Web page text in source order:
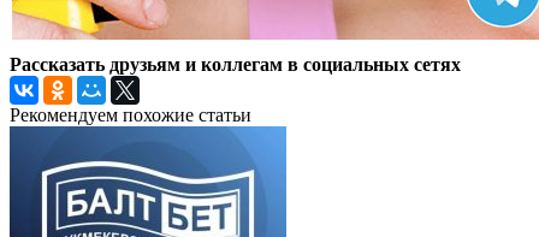
Рассказать друзьям и коллегам в социальных сетях
Рекомендуем похожие статьи